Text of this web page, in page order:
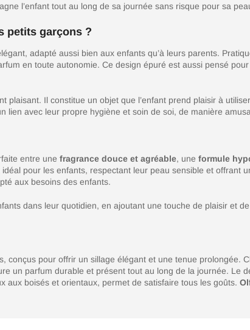
l’enfant tout au long de sa journée sans risque pour sa
petits garçons ?
adapté aussi bien aux enfants qu’à leurs parents.
en toute autonomie. Ce design épuré est aussi pensé
Il constitue un objet que l’enfant prend plaisir à
lien avec leur propre hygiène et soin de soi, de manière
entre une fragrance douce et agréable, une formule
pour les enfants, respectant leur peau sensible et offrant
aux besoins des enfants.
dans leur quotidien, en ajoutant une touche de plaisir et
conçus pour offrir un sillage élégant et une tenue prolongée.
un parfum durable et présent tout au long de la journée. Le
aux boisés et orientaux, permet de satisfaire tous les goûts.